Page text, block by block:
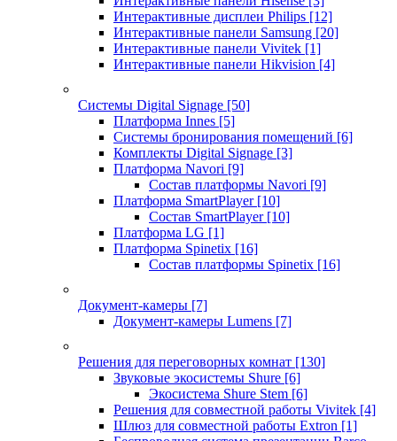
Интерактивные дисплеи Philips [12]
Интерактивные панели Samsung [20]
Интерактивные панели Vivitek [1]
Интерактивные панели Hikvision [4]
Системы Digital Signage [50]
Платформа Innes [5]
Системы бронирования помещений [6]
Комплекты Digital Signage [3]
Платформа Navori [9]
Состав платформы Navori [9]
Платформа SmartPlayer [10]
Состав SmartPlayer [10]
Платформа LG [1]
Платформа Spinetix [16]
Состав платформы Spinetix [16]
Документ-камеры [7]
Документ-камеры Lumens [7]
Решения для переговорных комнат [130]
Звуковые экосистемы Shure [6]
Экосистема Shure Stem [6]
Решения для совместной работы Vivitek [4]
Шлюз для совместной работы Extron [1]